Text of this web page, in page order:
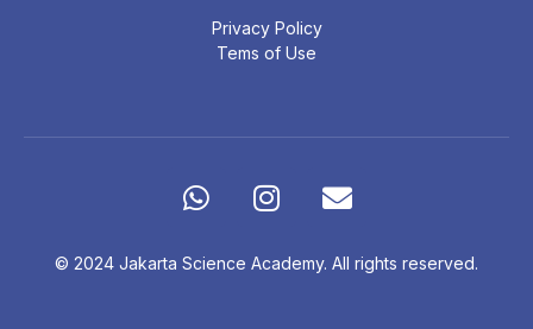
Privacy Policy
Tems of Use
© 2024 Jakarta Science Academy. All rights reserved.